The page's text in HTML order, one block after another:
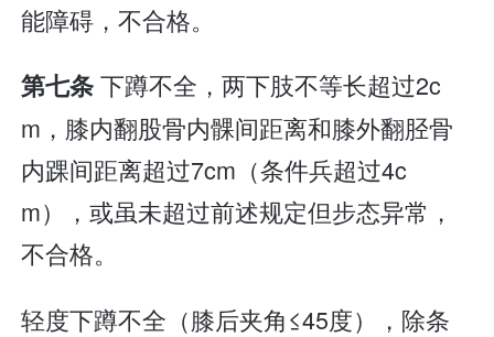
能障碍，不合格。
第七条下蹲不全，两下肢不等长超过2c
m，膝内翻股骨内髁间距离和膝外翻胫骨
内踝间距离超过7cm（条件兵超过4c
m），或虽未超过前述规定但步态异常，
不合格。
轻度下蹲不全（膝后夹角≤45度），除条